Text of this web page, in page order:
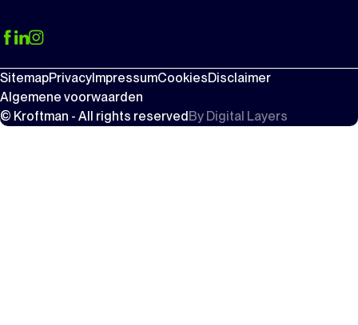
SitemapPrivacyImpressumCookiesDisclaimer
Algemene voorwaarden
© Kroftman - All rights reservedBy Digital Layers